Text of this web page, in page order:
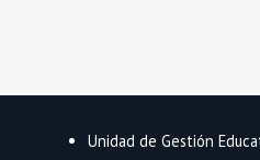
Unidad de Gestión